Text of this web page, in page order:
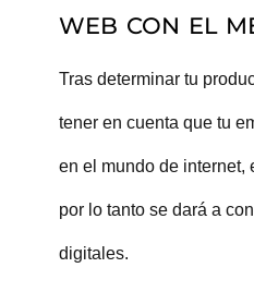
web con el
Tras determinar tu
tener en cuenta que tu
en el mundo de internet,
por lo tanto se dará a
digitales.